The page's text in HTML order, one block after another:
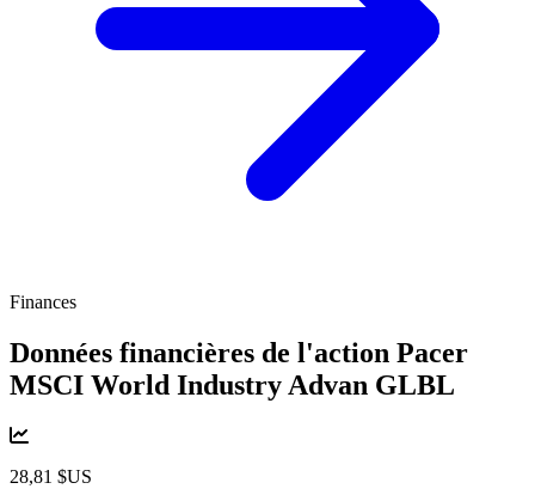
Finances
Données financières de l'action Pacer
MSCI World Industry Advan GLBL
28,81 $US